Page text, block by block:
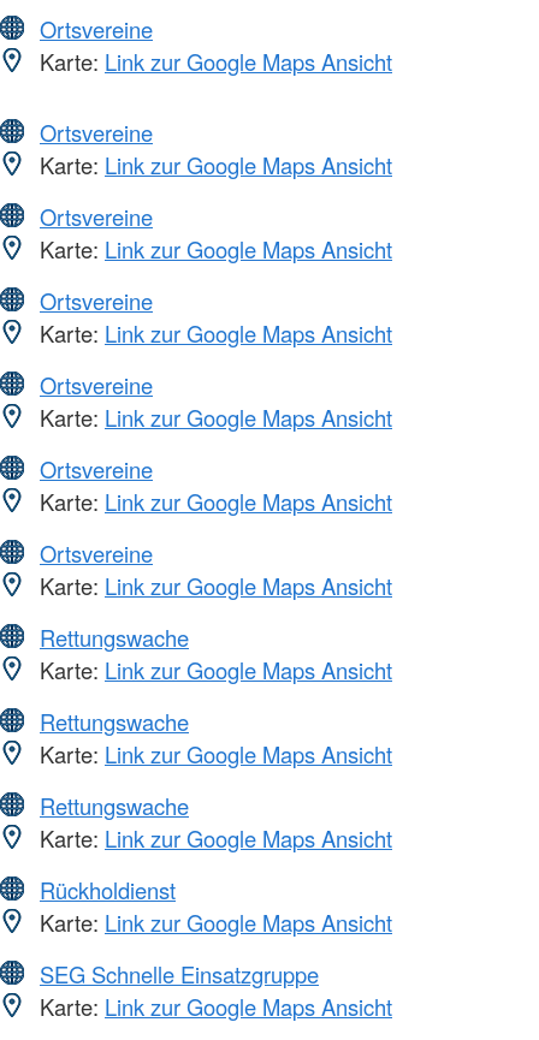
Ortsvereine
Karte: Link zur Google Maps Ansicht
Ortsvereine
Karte: Link zur Google Maps Ansicht
Ortsvereine
Karte: Link zur Google Maps Ansicht
Ortsvereine
Karte: Link zur Google Maps Ansicht
Ortsvereine
Karte: Link zur Google Maps Ansicht
Ortsvereine
Karte: Link zur Google Maps Ansicht
Ortsvereine
Karte: Link zur Google Maps Ansicht
Rettungswache
Karte: Link zur Google Maps Ansicht
Rettungswache
Karte: Link zur Google Maps Ansicht
Rettungswache
Karte: Link zur Google Maps Ansicht
Rückholdienst
Karte: Link zur Google Maps Ansicht
SEG Schnelle Einsatzgruppe
Karte: Link zur Google Maps Ansicht